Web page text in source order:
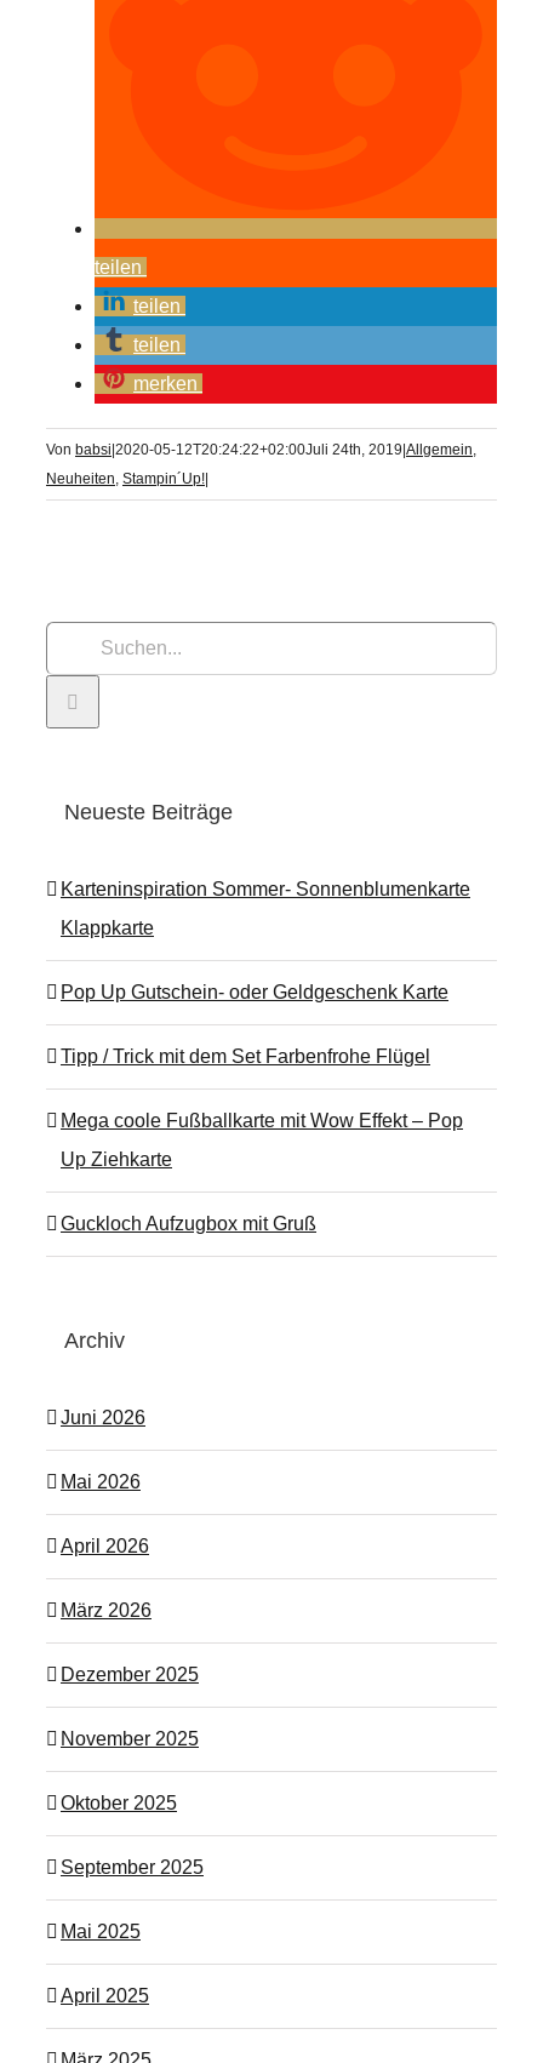
teilen
teilen
teilen
merken
Von babsi 2020-05-12T20:24:22+02:00Juli 24th, 2019 Allgemein,
Neuheiten, Stampin´Up!
nach:
Neueste Beiträge
Karteninspiration Sommer- Sonnenblumenkarte
Klappkarte
Pop Up Gutschein- oder Geldgeschenk Karte
Tipp / Trick mit dem Set Farbenfrohe Flügel
Mega coole Fußballkarte mit Wow Effekt – Pop
Up Ziehkarte
Guckloch Aufzugbox mit Gruß
Archiv
Juni 2026
Mai 2026
April 2026
März 2026
Dezember 2025
November 2025
Oktober 2025
September 2025
Mai 2025
April 2025